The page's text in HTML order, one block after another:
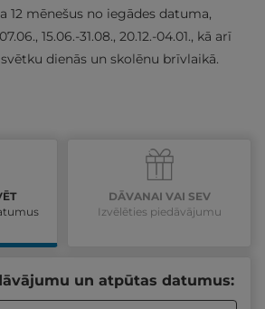
12 mēnešus no iegādes datuma,
15.06.-31.08., 20.12.-04.01., kā arī
dienās un skolēnu brīvlaikā.
DĀVANAI VAI SEV
Izvēlēties piedāvājumu
un atpūtas datumus: